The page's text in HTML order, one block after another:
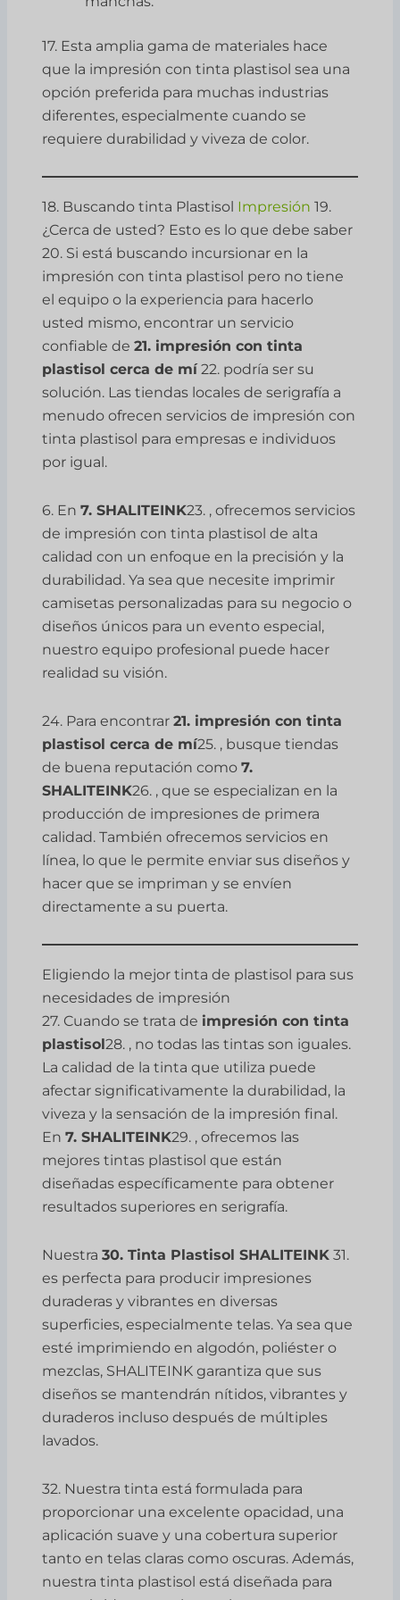
17. Esta amplia gama de materiales hace
que la impresión con tinta plastisol sea una
opción preferida para muchas industrias
diferentes, especialmente cuando se
requiere durabilidad y viveza de color.
18. Buscando tinta Plastisol Impresión 19.
¿Cerca de usted? Esto es lo que debe saber
20. Si está buscando incursionar en la
impresión con tinta plastisol pero no tiene
el equipo o la experiencia para hacerlo
usted mismo, encontrar un servicio
confiable de21. impresión con tinta
plastisol cerca de mí22. podría ser su
solución. Las tiendas locales de serigrafía a
menudo ofrecen servicios de impresión con
tinta plastisol para empresas e individuos
por igual.
6. En7. SHALITEINK23. , ofrecemos servicios
de impresión con tinta plastisol de alta
calidad con un enfoque en la precisión y la
durabilidad. Ya sea que necesite imprimir
camisetas personalizadas para su negocio o
diseños únicos para un evento especial,
nuestro equipo profesional puede hacer
realidad su visión.
24. Para encontrar21. impresión con tinta
plastisol cerca de mí25. , busque tiendas
de buena reputación como7.
SHALITEINK26. , que se especializan en la
producción de impresiones de primera
calidad. También ofrecemos servicios en
línea, lo que le permite enviar sus diseños y
hacer que se impriman y se envíen
directamente a su puerta.
Eligiendo la mejor tinta de plastisol para sus
necesidades de impresión
27. Cuando se trata de impresión con tinta
plastisol28. , no todas las tintas son iguales.
La calidad de la tinta que utiliza puede
afectar significativamente la durabilidad, la
viveza y la sensación de la impresión final.
En7. SHALITEINK29. , ofrecemos las
mejores tintas plastisol que están
diseñadas específicamente para obtener
resultados superiores en serigrafía.
Nuestra30. Tinta Plastisol SHALITEINK 31.
es perfecta para producir impresiones
duraderas y vibrantes en diversas
superficies, especialmente telas. Ya sea que
esté imprimiendo en algodón, poliéster o
mezclas, SHALITEINK garantiza que sus
diseños se mantendrán nítidos, vibrantes y
duraderos incluso después de múltiples
lavados.
32. Nuestra tinta está formulada para
proporcionar una excelente opacidad, una
aplicación suave y una cobertura superior
tanto en telas claras como oscuras. Además,
nuestra tinta plastisol está diseñada para